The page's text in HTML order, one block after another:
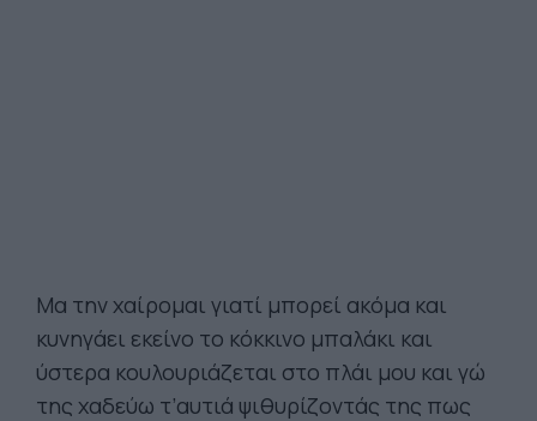
Μα την χαίρομαι γιατί μπορεί ακόμα και
κυνηγάει εκείνο το κόκκινο μπαλάκι και
ύστερα κουλουριάζεται στο πλάι μου και γώ
της χαδεύω τ’αυτιά ψιθυρίζοντάς της πως